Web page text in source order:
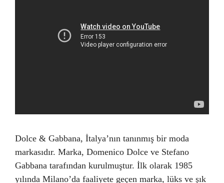
Dolce & Gabbana, İtalya’nın tanınmış bir moda
markasıdır. Marka, Domenico Dolce ve Stefano
Gabbana tarafından kurulmuştur. İlk olarak 1985
yılında Milano’da faaliyete geçen marka, lüks ve şık